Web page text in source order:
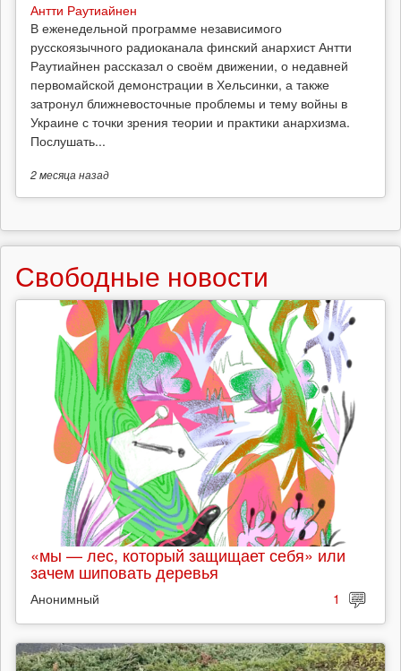
Антти Раутиайнен
В еженедельной программе независимого
русскоязычного радиоканала финский анархист Антти
Раутиайнен рассказал о своём движении, о недавней
первомайской демонстрации в Хельсинки, а также
затронул ближневосточные проблемы и тему войны в
Украине с точки зрения теории и практики анархизма.
Послушать...
2 месяцаназад
Свободные новости
«мы — лес, который защищает себя» или
зачем шиповать деревья
Анонимный 1